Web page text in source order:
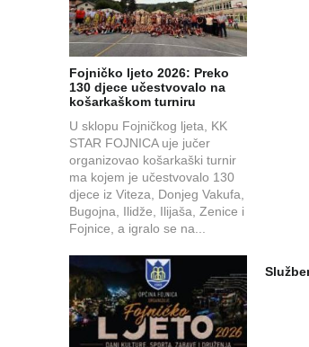
Fojničko ljeto 2026: Preko
130 djece učestvovalo na
košarkaškom turniru
U sklopu Fojničkog ljeta, KK
STAR FOJNICA uje jučer
organizovao košarkaški turnir
ma kojem je učestvovalo 130
djece iz Viteza, Donjeg Vakufa,
Bugojna, Ilidže, Ilijaša, Zenice i
Fojnice, a igralo se na...